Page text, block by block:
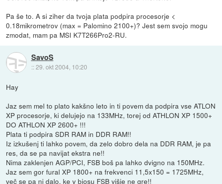
Pa še to. A si ziher da tvoja plata podpira procesorje <
0.18mikrometrov (max = Palomino 2100+)? Jest sem svojo mogu
zmodat, mam pa MSI K7T266Pro2-RU.
SavoS
::29. okt 2004, 10:20
Hay
Jaz sem mel to plato kakšno leto in ti povem da podpira vse ATLON
XP procesorje, ki delujejo na 133MHz, torej od ATHLON XP 1500+
DO ATHLON XP 2600+ !!!
Plata ti podpira SDR RAM in DDR RAM!!
Iz izkušenj ti lahko povem, da zelo dobro dela na DDR RAM, je pa
res, da se pa navijat ekstra ne!!
Nima zaklenjen AGP/PCI, FSB boš pa lahko dvigno na 150MHz.
Jaz sem gor fural XP 1800+ na frekvenci 11,5x150 = 1725MHz,
več se pa ni dalo, ke v biosu FSB višje ne gre!!